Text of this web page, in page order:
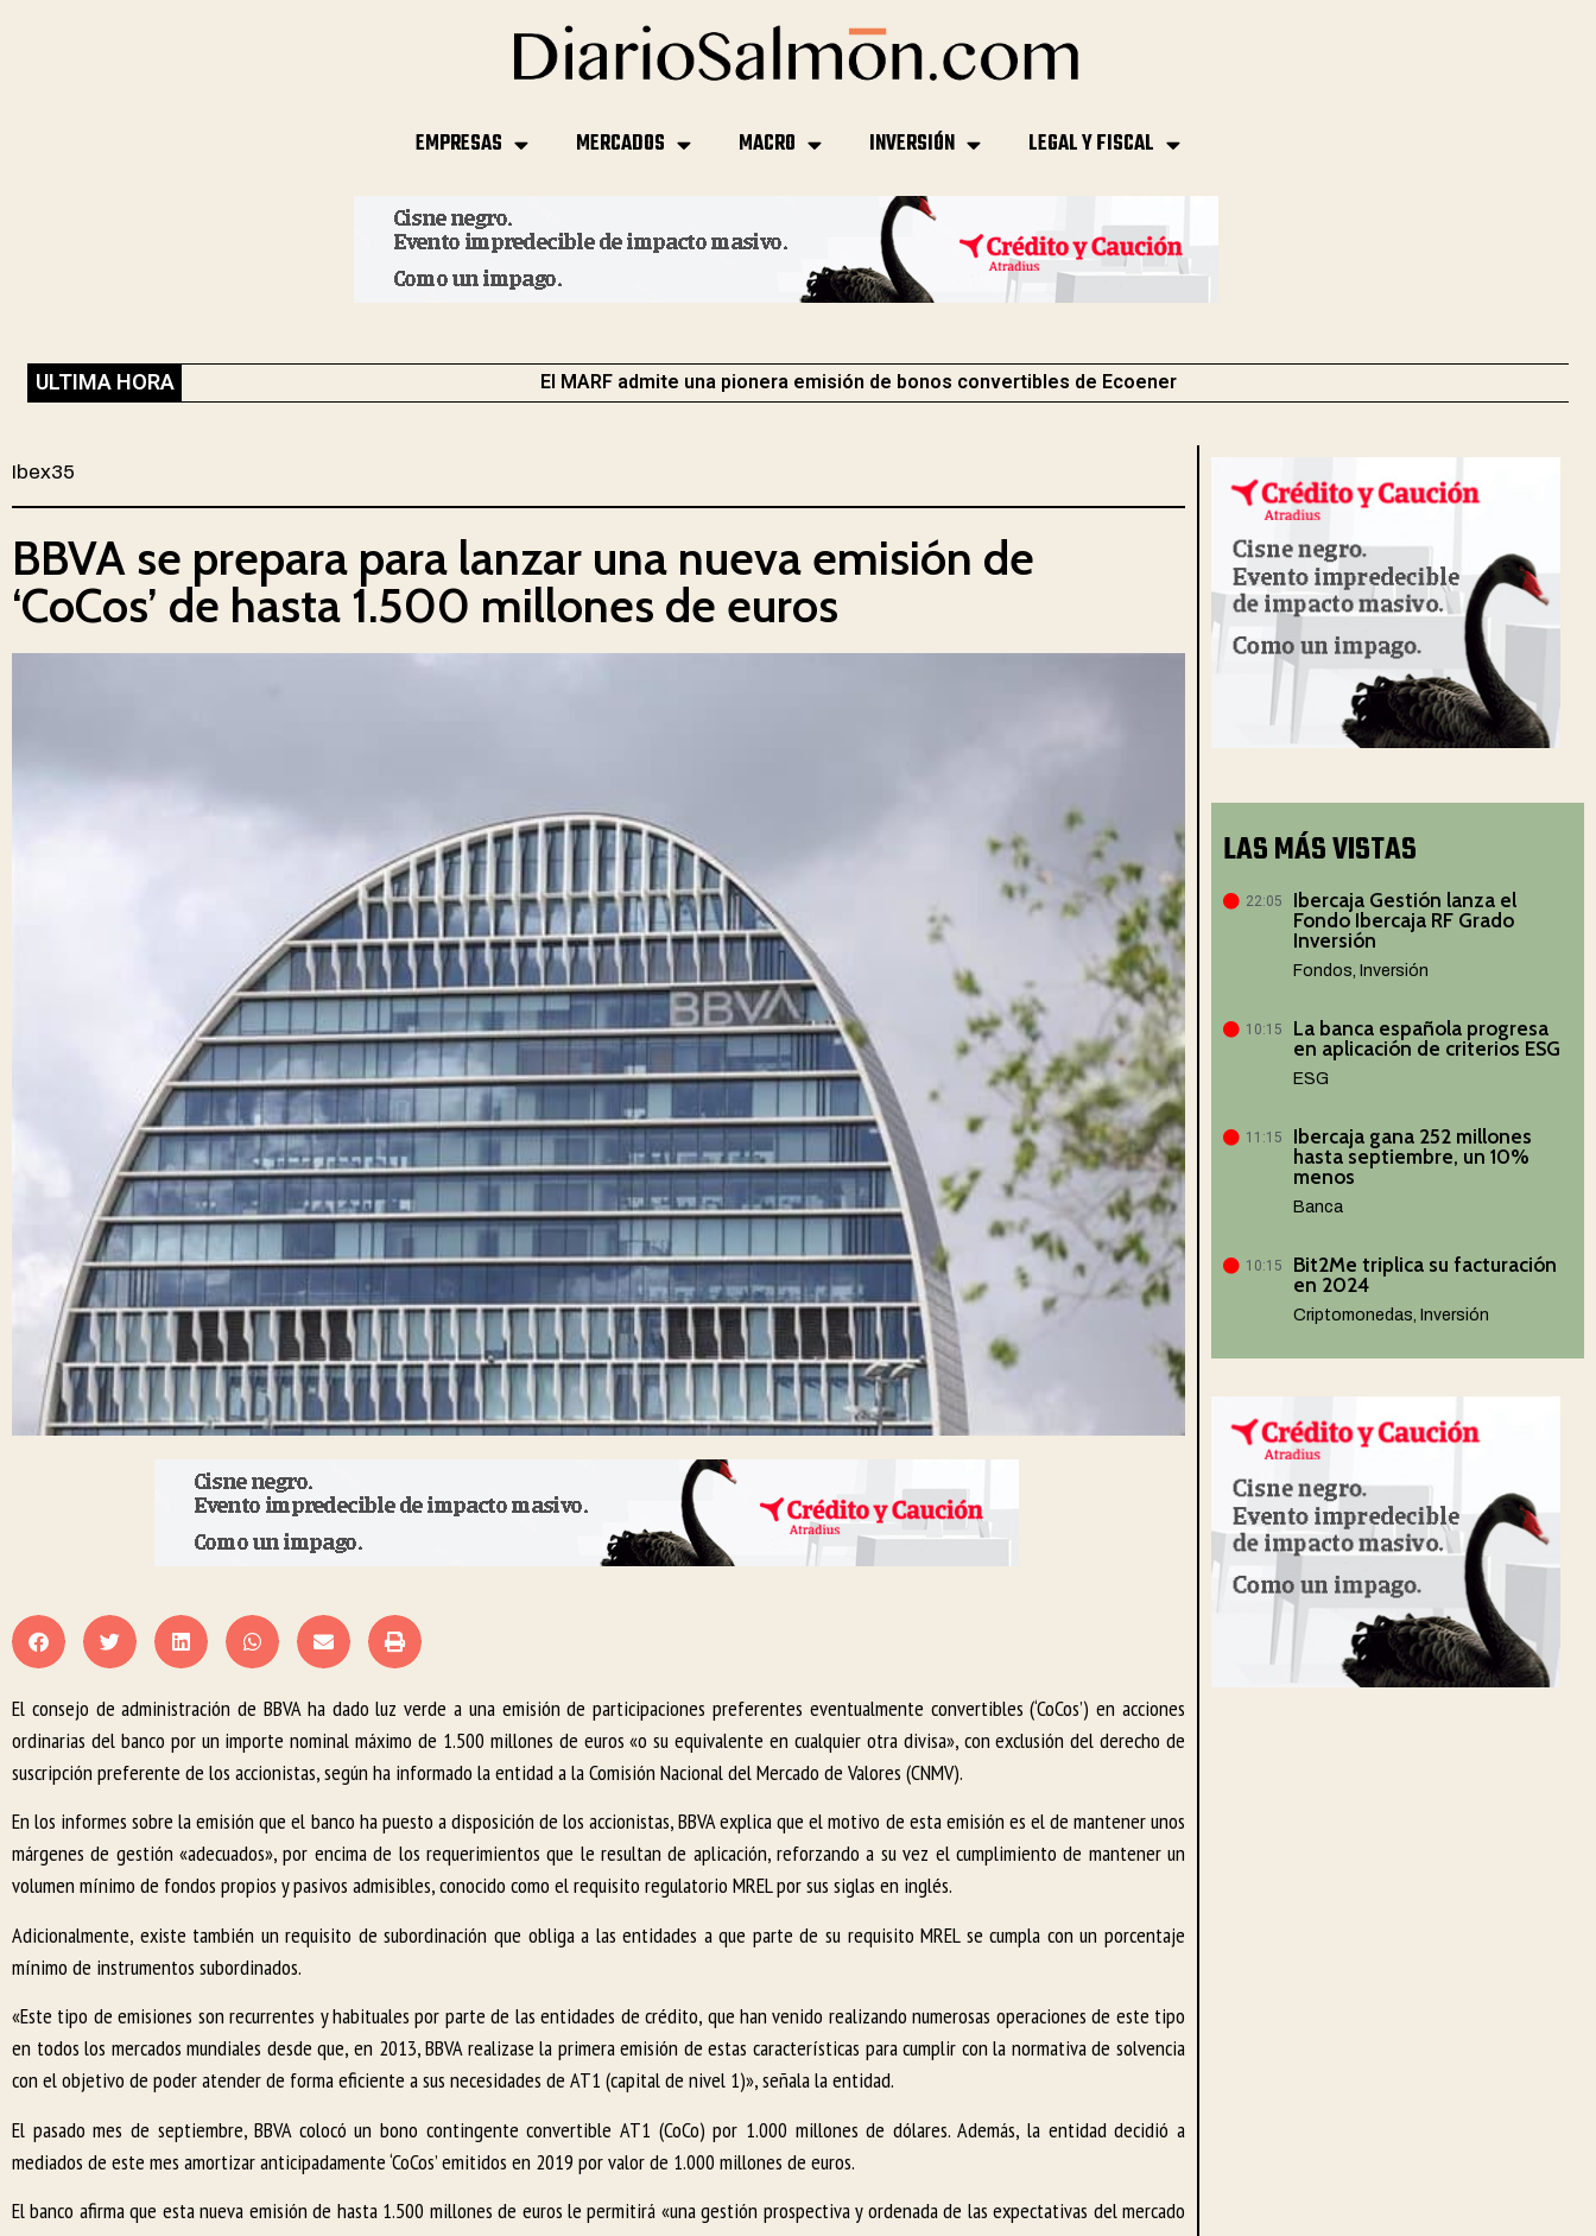
EMPRESAS MERCADOS MACRO INVERSIÓN LEGAL Y FISCAL
ULTIMA HORA El MARF admite una pionera emisión de bonos convertibles de Ecoener
Ibex35
BBVA se prepara para lanzar una nueva emisión de
‘CoCos’ de hasta 1.500 millones de euros
El consejo de administración de BBVA ha dado luz verde a una emisión de participaciones preferentes eventualmente convertibles (‘CoCos’) en acciones
ordinarias del banco por un importe nominal máximo de 1.500 millones de euros «o su equivalente en cualquier otra divisa», con exclusión del derecho de
suscripción preferente de los accionistas, según ha informado la entidad a la Comisión Nacional del Mercado de Valores (CNMV).
En los informes sobre la emisión que el banco ha puesto a disposición de los accionistas, BBVA explica que el motivo de esta emisión es el de mantener unos
márgenes de gestión «adecuados», por encima de los requerimientos que le resultan de aplicación, reforzando a su vez el cumplimiento de mantener un
volumen mínimo de fondos propios y pasivos admisibles, conocido como el requisito regulatorio MREL por sus siglas en inglés.
Adicionalmente, existe también un requisito de subordinación que obliga a las entidades a que parte de su requisito MREL se cumpla con un porcentaje
mínimo de instrumentos subordinados.
«Este tipo de emisiones son recurrentes y habituales por parte de las entidades de crédito, que han venido realizando numerosas operaciones de este tipo
en todos los mercados mundiales desde que, en 2013, BBVA realizase la primera emisión de estas características para cumplir con la normativa de solvencia
con el objetivo de poder atender de forma eficiente a sus necesidades de AT1 (capital de nivel 1)», señala la entidad.
El pasado mes de septiembre, BBVA colocó un bono contingente convertible AT1 (CoCo) por 1.000 millones de dólares. Además, la entidad decidió a
mediados de este mes amortizar anticipadamente ‘CoCos’ emitidos en 2019 por valor de 1.000 millones de euros.
El banco afirma que esta nueva emisión de hasta 1.500 millones de euros le permitirá «una gestión prospectiva y ordenada de las expectativas del mercado
LAS MÁS VISTAS
22:05
Ibercaja Gestión lanza el
Fondo Ibercaja RF Grado
Inversión
Fondos, Inversión
10:15
La banca española progresa
en aplicación de criterios ESG
ESG
11:15
Ibercaja gana 252 millones
hasta septiembre, un 10%
menos
Banca
10:15
Bit2Me triplica su facturación
en 2024
Criptomonedas Inversión